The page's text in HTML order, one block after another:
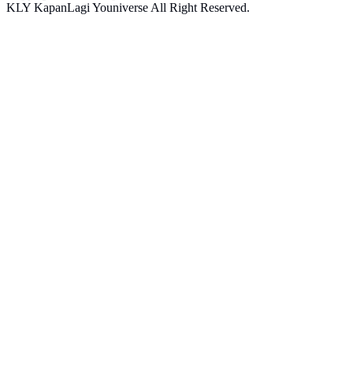
KLY KapanLagi Youniverse All Right Reserved.